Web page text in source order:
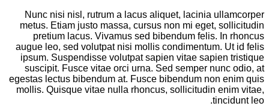
Nunc nisi nisl, rutrum a lacus aliquet, lacinia ullamcorper
metus. Etiam justo massa, cursus non mi eget, sollicitudin
pretium lacus. Vivamus sed bibendum felis. In rhoncus
augue leo, sed volutpat nisi mollis condimentum. Ut id felis
ipsum. Suspendisse volutpat sapien vitae sapien tristique
suscipit. Fusce vitae orci urna. Sed semper nunc odio, at
egestas lectus bibendum at. Fusce bibendum non enim quis
mollis. Quisque vitae nulla rhoncus, sollicitudin enim vitae,
tincidunt leo.